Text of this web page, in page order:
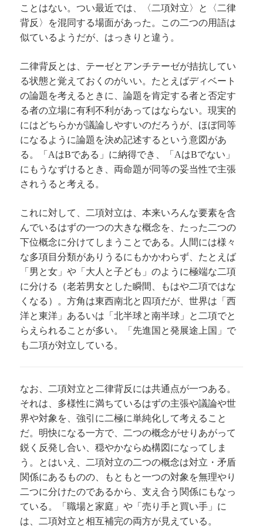
ことはない。つい最近では、〈二項対立〉と〈二律
背反〉を混同する場面があった。この二つの用語は
似ているようだが、はっきりと違う。
二律背反とは、テーゼとアンチテーゼが拮抗してい
る状態と覚えておくのがいい。たとえばディベート
の論題を考えるときに、論題を肯定する者と否定す
る者の立場に有利不利があってはならない。現実的
にはどちらかが議論しやすいのだろうが、ほぼ同等
になるように論題を決め記述するという意図があ
る。「AはBである」に納得でき、「AはBでない」
にもうなずけるとき、両命題が同等の妥当性で主張
されうると考える。
これに対して、二項対立は、本来いろんな要素を含
んでいるはずの一つの大きな概念を、たった二つの
下位概念に分けてしまうことである。人間には様々
な多項目分類がありうるにもかかわらず、たとえば
「男と女」や「大人と子ども」のように極端な二項
に分ける（老若男女とした瞬間、もはや二項ではな
くなる）。方角は東西南北と四項だが、世界は「西
洋と東洋」あるいは「北半球と南半球」と二項でと
らえられることが多い。「先進国と発展途上国」で
も二項が対立している。
なお、二項対立と二律背反には共通点が一つある。
それは、多様性に満ちているはずの主張や議論や世
界や対象を、強引に二極に単純化して考えること
だ。明快になる一方で、二つの概念がせりあがって
鋭く反発し合い、穏やかならぬ構図になってしま
う。とはいえ、二項対立の二つの概念は対立・矛盾
関係にあるものの、もともと一つの対象を無理やり
二つに分けたのであるから、支え合う関係にもなっ
ている。「職場と家庭」や「売り手と買い手」に
は、二項対立と相互補完の両方が見えている。